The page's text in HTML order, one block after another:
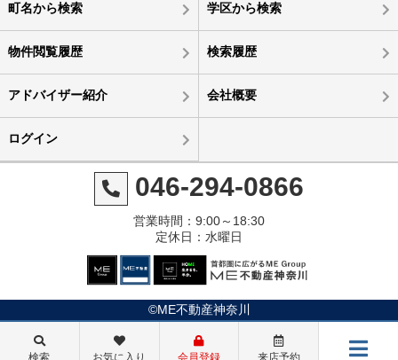
町名から検索 学区から検索
物件閲覧履歴 検索履歴
アドバイザー紹介 会社概要
ログイン
046-294-0866
営業時間：9:00～18:30
定休日：水曜日
©ME不動産神奈川
検索 お気に入り 会員登録 来店予約